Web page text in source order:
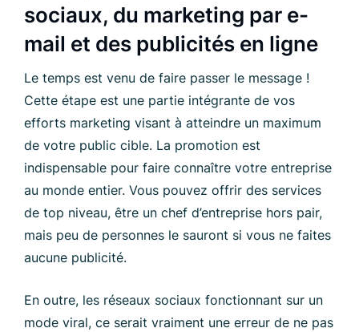
sociaux, du marketing par e-
mail et des publicités en ligne
Le temps est venu de faire passer le message !
Cette étape est une partie intégrante de vos
efforts marketing visant à atteindre un maximum
de votre public cible. La promotion est
indispensable pour faire connaître votre entreprise
au monde entier. Vous pouvez offrir des services
de top niveau, être un chef d’entreprise hors pair,
mais peu de personnes le sauront si vous ne faites
aucune publicité.
En outre, les réseaux sociaux fonctionnant sur un
mode viral, ce serait vraiment une erreur de ne pas